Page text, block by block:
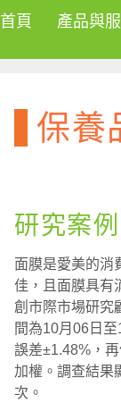
首頁 產品與
保養
研究案
面膜是愛美的消
佳，且面膜具有
創市際市場研究
間為10月06日
誤差±1.48%，
加權。調查結果
次。